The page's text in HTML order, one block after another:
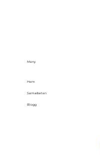
Meny
Hem
Samarbeten
Blogg